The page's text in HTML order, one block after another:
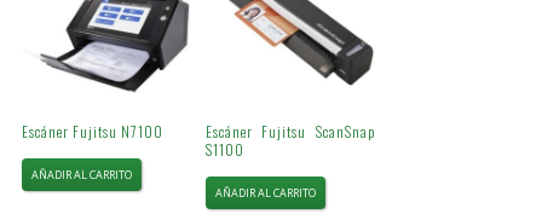
Escáner Fujitsu N7100
AÑADIR AL CARRITO
Escáner Fujitsu ScanSnap
S1100
AÑADIR AL CARRITO